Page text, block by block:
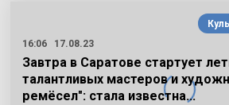
16:06
17.08.23
Завтра в Саратове стартует
талантливых мастеров и
ремёсел": стала известна…